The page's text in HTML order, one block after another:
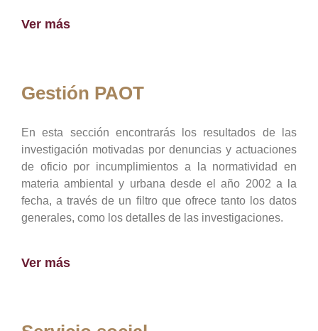
Ver más
Gestión PAOT
En esta sección encontrarás los resultados de las
investigación motivadas por denuncias y actuaciones
de oficio por incumplimientos a la normatividad en
materia ambiental y urbana desde el año 2002 a la
fecha, a través de un filtro que ofrece tanto los datos
generales, como los detalles de las investigaciones.
Ver más